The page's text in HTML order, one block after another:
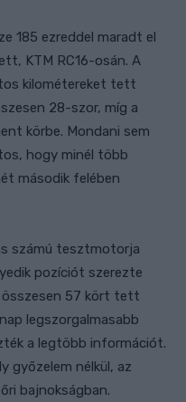
185 ezreddel maradt el
KTM RC16-osán. A
kilométereket tett
28-szor, míg a
körbe. Mondani sem
hogy minél több
második felében
számú tesztmotorja
pozíciót szerezte
összesen 57 kört tett
legszorgalmasabb
a legtöbb információt.
győzelem nélkül, az
bajnokságban.